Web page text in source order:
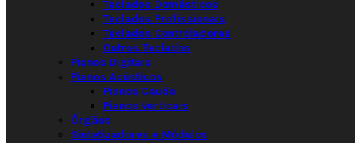
Teclados Domésticos
Teclados Profissionais
Teclados Controladores
Outros Teclados
Pianos Digitais
Pianos Acústicos
Pianos Cauda
Pianos Verticais
Órgãos
Sintetizadores e Módulos